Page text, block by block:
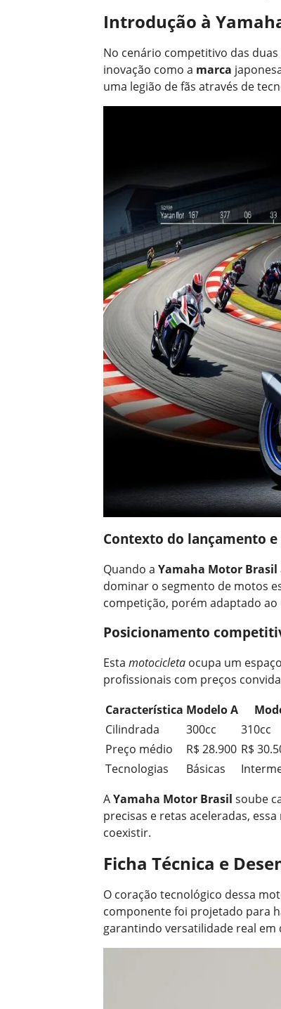
Introdução à
No cenário competitivo das
inovação como a marca
uma legião de fãs através de
Contexto do lançamento
Quando a Yamaha Motor Brasil
dominar o segmento de motos
competição, porém adaptado
Posicionamento
Esta motocicleta ocupa um
profissionais com preços
Característica Modelo A
Cilindrada
300cc 310cc
Preço médio
R$ 28.900 R$
Tecnologias
Básicas
AYamaha Motor Brasil soube
precisas e retas aceleradas,
coexistir.
Ficha Técnica e
O coração tecnológico dessa
componente foi projetado para
garantindo versatilidade real em